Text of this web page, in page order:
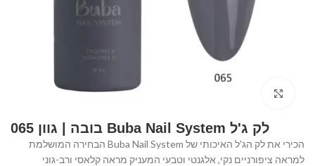
לק ג'ל Buba Nail System בובה | גוון 065
הכירי את לק הג'ל האיכותי של Buba Nail System הבחירה המושלמת
למראה ציפורניים נקי, אלגנטי וטבעי המעניק מראה קלאסי ורב-גוני